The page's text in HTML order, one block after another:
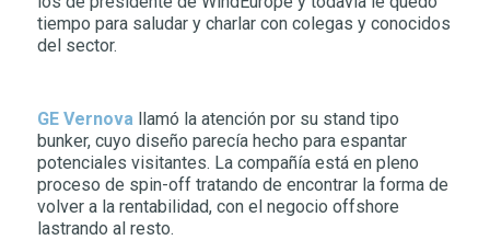
tiempo para saludar y charlar con colegas y conocidos
del sector.
GE Vernova llamó la atención por su stand tipo
bunker, cuyo diseño parecía hecho para espantar
potenciales visitantes. La compañía está en pleno
proceso de spin-off tratando de encontrar la forma de
volver a la rentabilidad, con el negocio offshore
lastrando al resto.